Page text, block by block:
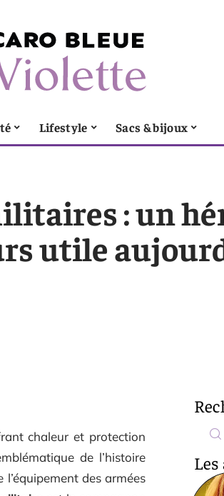
Lifestyle Sacs & bijoux
: un
utile
chaleur et protection
de l’histoire
des armées